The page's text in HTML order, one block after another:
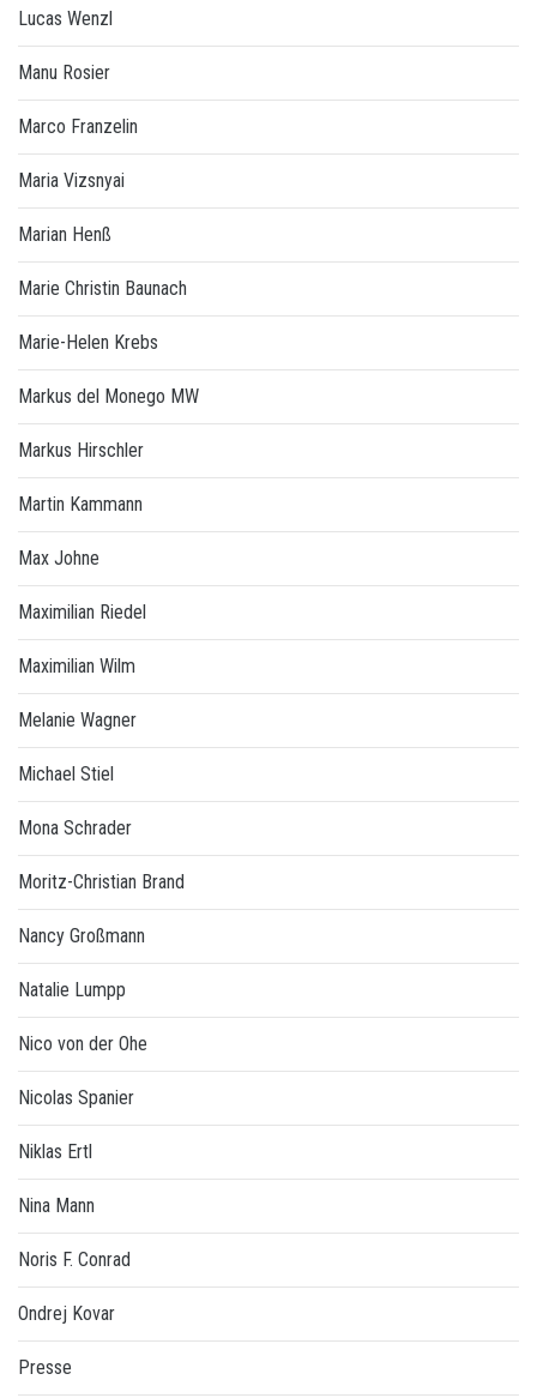
Lucas Wenzl
Manu Rosier
Marco Franzelin
Maria Vizsnyai
Marian Henß
Marie Christin Baunach
Marie-Helen Krebs
Markus del Monego MW
Markus Hirschler
Martin Kammann
Max Johne
Maximilian Riedel
Maximilian Wilm
Melanie Wagner
Michael Stiel
Mona Schrader
Moritz-Christian Brand
Nancy Großmann
Natalie Lumpp
Nico von der Ohe
Nicolas Spanier
Niklas Ertl
Nina Mann
Noris F. Conrad
Ondrej Kovar
Presse